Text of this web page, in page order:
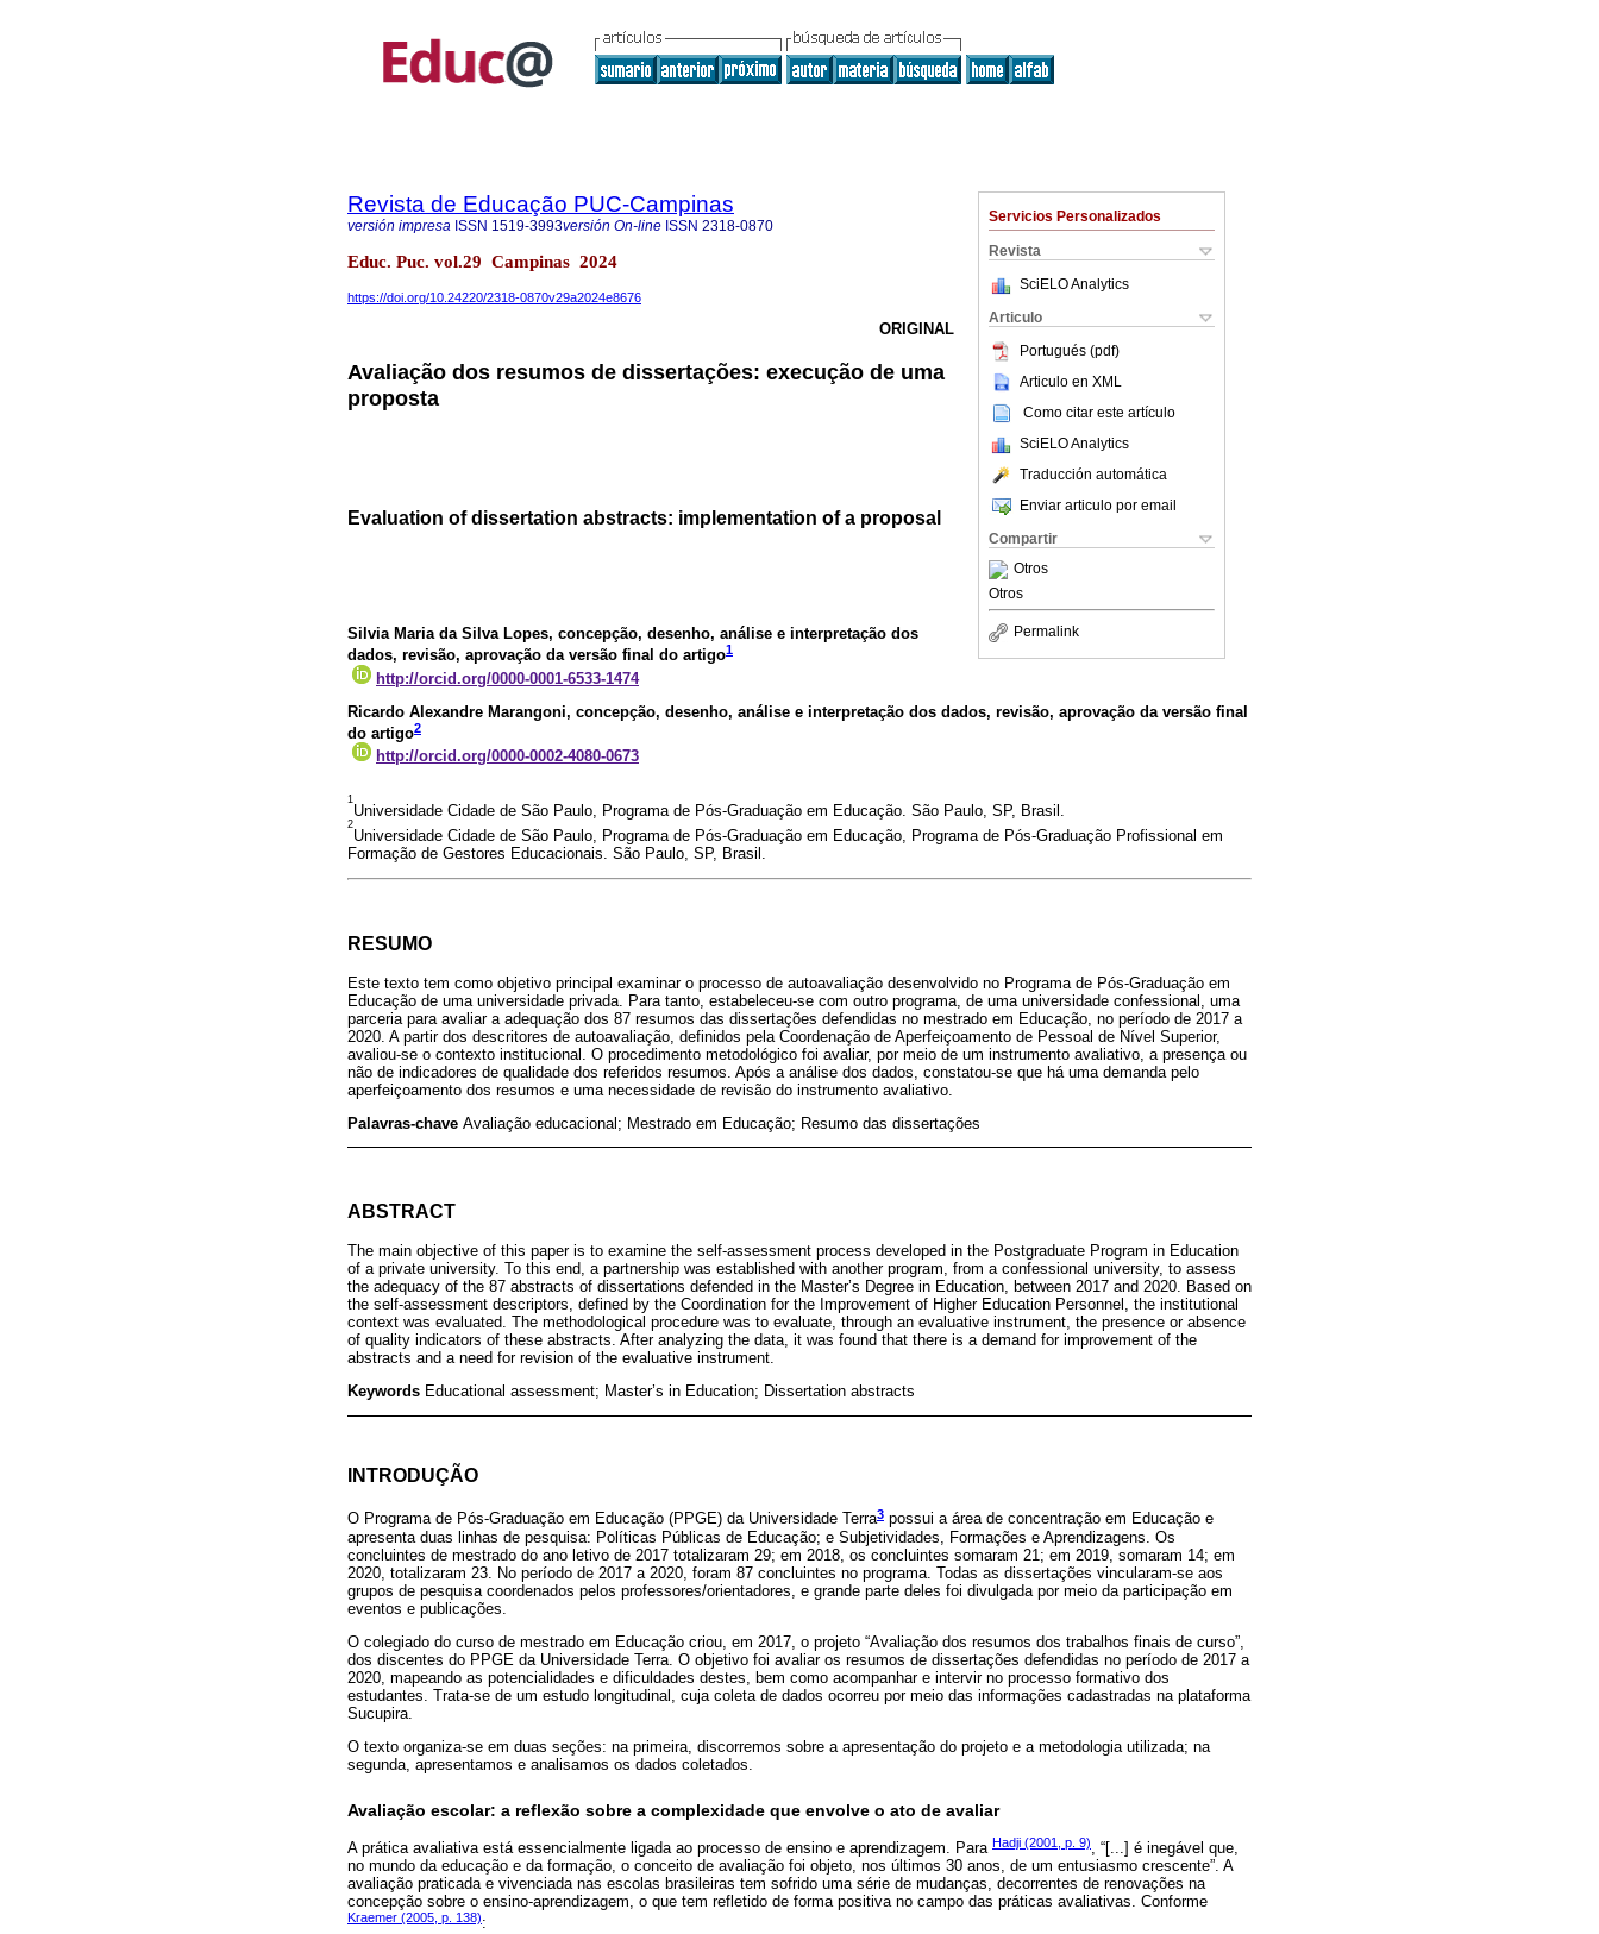
Servicios Personalizados
Revista
SciELO Analytics
Articulo
Portugués (pdf)
Articulo en XML
Como citar este artículo
SciELO Analytics
Traducción automática
Enviar articulo por email
Compartir
Otros
Otros
Permalink
Revista de Educação PUC-Campinas
versión impresa ISSN 1519-3993versión On-line ISSN 2318-0870
Educ. Puc. vol.29 Campinas 2024
https://doi.org/10.24220/2318-0870v29a2024e8676
ORIGINAL
Avaliação dos resumos de dissertações: execução de uma
proposta
Evaluation of dissertation abstracts: implementation of a proposal
Silvia Maria da Silva Lopes, concepção, desenho, análise e interpretação dos
dados, revisão, aprovação da versão final do artigo1
http://orcid.org/0000-0001-6533-1474
Ricardo Alexandre Marangoni, concepção, desenho, análise e interpretação dos dados, revisão, aprovação da versão final
do artigo2
http://orcid.org/0000-0002-4080-0673
1
Universidade Cidade de São Paulo, Programa de Pós-Graduação em Educação. São Paulo, SP, Brasil.
2
Universidade Cidade de São Paulo, Programa de Pós-Graduação em Educação, Programa de Pós-Graduação Profissional em
Formação de Gestores Educacionais. São Paulo, SP, Brasil.
RESUMO
Este texto tem como objetivo principal examinar o processo de autoavaliação desenvolvido no Programa de Pós-Graduação em
Educação de uma universidade privada. Para tanto, estabeleceu-se com outro programa, de uma universidade confessional, uma
parceria para avaliar a adequação dos 87 resumos das dissertações defendidas no mestrado em Educação, no período de 2017 a
2020. A partir dos descritores de autoavaliação, definidos pela Coordenação de Aperfeiçoamento de Pessoal de Nível Superior,
avaliou-se o contexto institucional. O procedimento metodológico foi avaliar, por meio de um instrumento avaliativo, a presença ou
não de indicadores de qualidade dos referidos resumos. Após a análise dos dados, constatou-se que há uma demanda pelo
aperfeiçoamento dos resumos e uma necessidade de revisão do instrumento avaliativo.
Palavras-chave Avaliação educacional; Mestrado em Educação; Resumo das dissertações
ABSTRACT
The main objective of this paper is to examine the self-assessment process developed in the Postgraduate Program in Education
of a private university. To this end, a partnership was established with another program, from a confessional university, to assess
the adequacy of the 87 abstracts of dissertations defended in the Master’s Degree in Education, between 2017 and 2020. Based on
the self-assessment descriptors, defined by the Coordination for the Improvement of Higher Education Personnel, the institutional
context was evaluated. The methodological procedure was to evaluate, through an evaluative instrument, the presence or absence
of quality indicators of these abstracts. After analyzing the data, it was found that there is a demand for improvement of the
abstracts and a need for revision of the evaluative instrument.
Keywords Educational assessment; Master’s in Education; Dissertation abstracts
INTRODUÇÃO
O Programa de Pós-Graduação em Educação (PPGE) da Universidade Terra3 possui a área de concentração em Educação e
apresenta duas linhas de pesquisa: Políticas Públicas de Educação; e Subjetividades, Formações e Aprendizagens. Os
concluintes de mestrado do ano letivo de 2017 totalizaram 29; em 2018, os concluintes somaram 21; em 2019, somaram 14; em
2020, totalizaram 23. No período de 2017 a 2020, foram 87 concluintes no programa. Todas as dissertações vincularam-se aos
grupos de pesquisa coordenados pelos professores/orientadores, e grande parte deles foi divulgada por meio da participação em
eventos e publicações.
O colegiado do curso de mestrado em Educação criou, em 2017, o projeto “Avaliação dos resumos dos trabalhos finais de curso”,
dos discentes do PPGE da Universidade Terra. O objetivo foi avaliar os resumos de dissertações defendidas no período de 2017 a
2020, mapeando as potencialidades e dificuldades destes, bem como acompanhar e intervir no processo formativo dos
estudantes. Trata-se de um estudo longitudinal, cuja coleta de dados ocorreu por meio das informações cadastradas na plataforma
Sucupira.
O texto organiza-se em duas seções: na primeira, discorremos sobre a apresentação do projeto e a metodologia utilizada; na
segunda, apresentamos e analisamos os dados coletados.
Avaliação escolar: a reflexão sobre a complexidade que envolve o ato de avaliar
A prática avaliativa está essencialmente ligada ao processo de ensino e aprendizagem. Para Hadji (2001, p. 9), “[...] é inegável que,
no mundo da educação e da formação, o conceito de avaliação foi objeto, nos últimos 30 anos, de um entusiasmo crescente”. A
avaliação praticada e vivenciada nas escolas brasileiras tem sofrido uma série de mudanças, decorrentes de renovações na
concepção sobre o ensino-aprendizagem, o que tem refletido de forma positiva no campo das práticas avaliativas. Conforme
Kraemer (2005, p. 138):